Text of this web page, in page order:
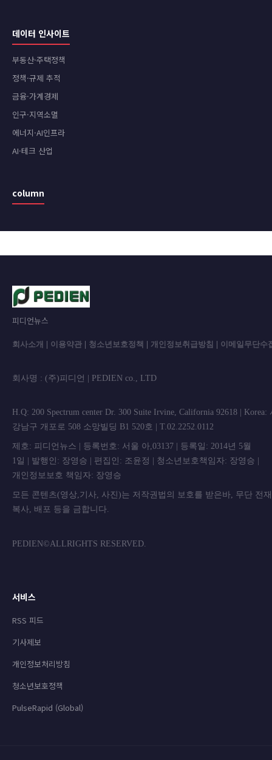
데이터 인사이트
부동산·주택정책
정책·규제 추적
금융·가계경제
인구·지역소멸
에너지·AI인프라
AI·테크 산업
column
피디언뉴스
회사소개 이용약관 청소년보호정책 개인정보취급방침 이메일무단수
회사명 : (주)피디언 | PEDIEN co.,
H.Q: 200 Spectrum center Dr. 300 Suite Irvine, California 92618 | Korea:
강남구 개포로 508 소망빌딩 B1 520호 | T.02.2252.0112
제호: 피디언뉴스 | 등록번호: 서울 아,03137 | 등록일: 2014년 5월
1일 | 발행인: 장영승 | 편집인: 조윤정 | 청소년보호책임자: 장영승 |
개인정보보호 책임자: 장영승
모든 콘텐츠(영상,기사, 사진)는 저작권법의 보호를 받은바, 무단 전
복사, 배포 등을 금합니
PEDIEN©ALLRIGHTS RESERVED.
서비스
RSS 피드
기사제보
개인정보처리방침
청소년보호정책
PulseRapid (Global)